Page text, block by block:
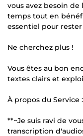
vous avez besoin
temps tout en
essentiel pour rester
Ne cherchez plus !
Vous êtes au bon
textes clairs et
À propos du Service :
**~Je suis ravi de
transcription